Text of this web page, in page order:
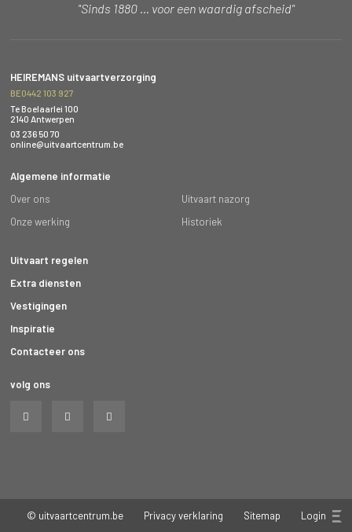
"Sinds 1880 … voor een waardig afscheid"
HEIREMANS uitvaartverzorging
BE0442 103 927
Te Boelaarlei 100
2140 Antwerpen
03 236 50 70
online@uitvaartcentrum.be
Algemene informatie
Over ons
Uitvaart nazorg
Onze werking
Historiek
Uitvaart regelen
Extra diensten
Vestigingen
Inspiratie
Contacteer ons
volg ons
© uitvaartcentrum.be Privacy verklaring Sitemap Login